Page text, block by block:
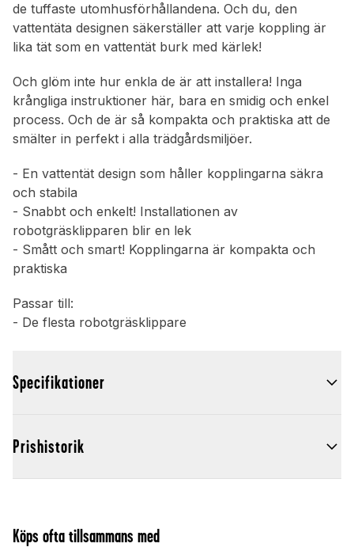
de tuffaste utomhusförhållandena. Och du, den
vattentäta designen säkerställer att varje koppling är
lika tät som en vattentät burk med kärlek!
Och glöm inte hur enkla de är att installera! Inga
krångliga instruktioner här, bara en smidig och enkel
process. Och de är så kompakta och praktiska att de
smälter in perfekt i alla trädgårdsmiljöer.
- En vattentät design som håller kopplingarna säkra
och stabila
- Snabbt och enkelt! Installationen av
robotgräsklipparen blir en lek
- Smått och smart! Kopplingarna är kompakta och
praktiska
Passar till:
- De flesta robotgräsklippare
Specifikationer
Prishistorik
Köps ofta tillsammans med